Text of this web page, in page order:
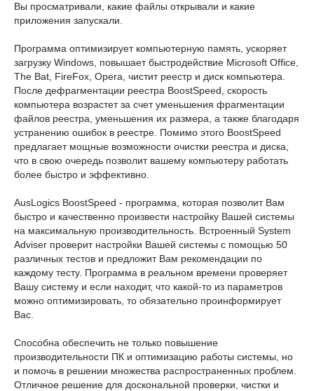
Вы просматривали, какие файлы открывали и какие
приложения запускали.
Программа оптимизирует компьютерную память, ускоряет
загрузку Windows, повышает быстродействие Microsoft Office,
The Bat, FireFox, Opera, чистит реестр и диск компьютера.
После дефрагментации реестра BoostSpeed, скорость
компьютера возрастет за счет уменьшения фрагментации
файлов реестра, уменьшения их размера, а также благодаря
устранению ошибок в реестре. Помимо этого BoostSpeed
предлагает мощные возможности очистки реестра и диска,
что в свою очередь позволит вашему компьютеру работать
более быстро и эффективно.
AusLogics BoostSpeed - программа, которая позволит Вам
быстро и качественно произвести настройку Вашей системы
на максимальную производительность. Встроенный System
Adviser проверит настройки Вашей системы с помощью 50
различных тестов и предложит Вам рекомендации по
каждому тесту. Программа в реальном времени проверяет
Вашу систему и если находит, что какой-то из параметров
можно оптимизировать, то обязательно проинформирует
Вас.
Способна обеспечить не только повышение
производительности ПК и оптимизацию работы системы, но
и помочь в решении множества распространенных проблем.
Отличное решение для доскональной проверки, чистки и